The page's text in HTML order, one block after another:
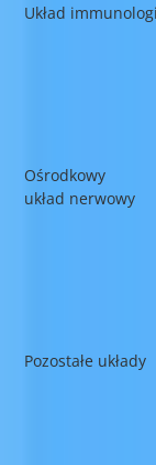
Układ
Ośrodkowy
układ nerwowy
Pozostałe układy